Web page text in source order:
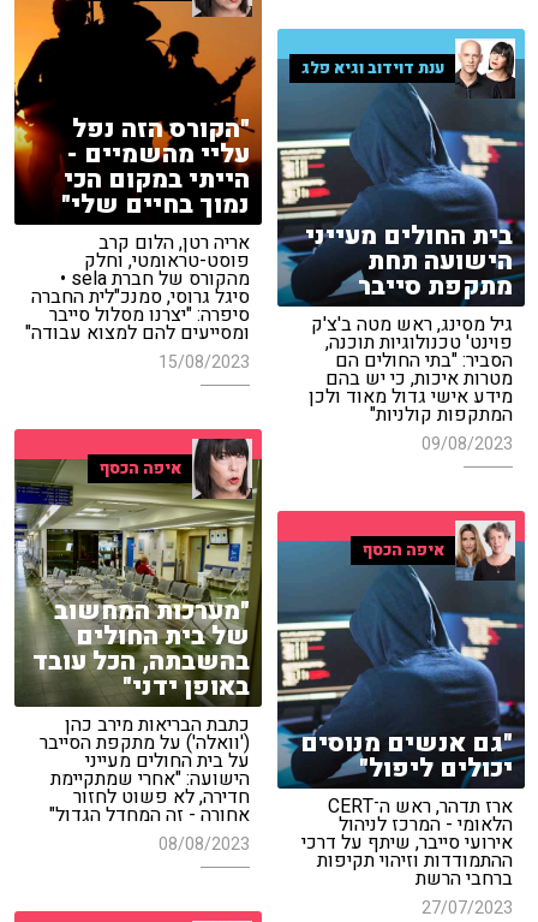
"הקורס הזה נפל
עליי מהשמיים -
הייתי במקום הכי
נמוך בחיים שלי"
אריה רטן, הלום קרב
פוסט-טראומטי, וחלק
מהקורס של חברת sela •
סיגל גרוסי, סמנכ"לית החברה
סיפרה: "יצרנו מסלול סייבר
ומסייעים להם למצוא עבודה"
15/08/2023
ענת דוידוב וגיא פלג
בית החולים מעייני
הישועה תחת
מתקפת סייבר
גיל מסינג, ראש מטה ב'צ'ק
פוינט' טכנולוגיות תוכנה,
הסביר: "בתי החולים הם
מטרות איכות, כי יש בהם
מידע אישי גדול מאוד ולכן
המתקפות קולניות"
09/08/2023
איפה הכסף
"מערכות המחשוב
של בית החולים
בהשבתה, הכל עובד
באופן ידני"
כתבת הבריאות מירב כהן
('וואלה') על מתקפת הסייבר
על בית החולים מעייני
הישועה: "אחרי שמתקיימת
חדירה, לא פשוט לחזור
אחורה - זה המחדל הגדול"
08/08/2023
איפה הכסף
"גם אנשים מנוסים
יכולים ליפול"
ארז תדהר, ראש ה־CERT
הלאומי - המרכז לניהול
אירועי סייבר, שיתף על דרכי
ההתמודדות וזיהוי תקיפות
ברחבי הרשת
27/07/2023